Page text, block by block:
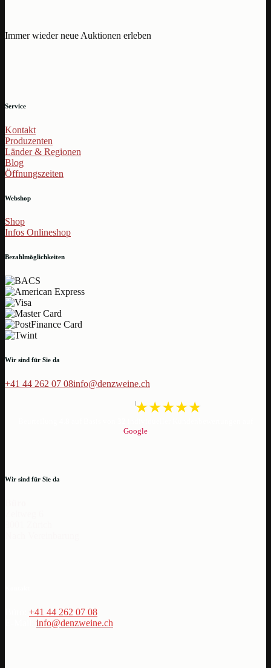
Immer wieder neue Auktionen erleben
Service
Kontakt
Produzenten
Länder & Regionen
Blog
Öffnungszeiten
Webshop
Shop
Infos Onlineshop
Bezahlmöglichkeiten
Wir sind für Sie da
+41 44 262 07 08info@denzweine.ch
Google
Wir sind für Sie da
+41 44 262 07 08
info@denzweine.ch